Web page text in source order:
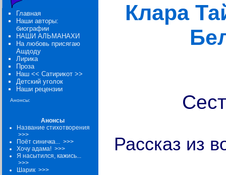
Главная
Наши авторы:
биографии
НАШИ АЛЬМАНАХИ
На любовь присягаю
Ашдоду
Лирика
Проза
Наш << Сатирикот >>
Детский уголок
Наши рецензии
Анонсы:
Анонсы
Название стихотворения
>>>
Поёт синичка... >>>
Хочу адама! >>>
Я насытился, кажись...
>>>
Шарик >>>
Клара
Рассказ из